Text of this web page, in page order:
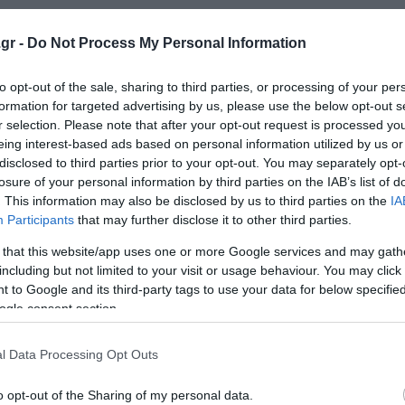
- Do Not Process My Personal Information
opt-out of the sale, sharing to third parties, or processing of your
for targeted advertising by us, please use the below opt-out
selection. Please note that after your opt-out request is processed
interest-based ads based on personal information utilized by us
to third parties prior to your opt-out. You may separately
of your personal information by third parties on the IAB’s list of
This information may also be disclosed by us to third parties on the
Participants that may further disclose it to other third parties.
that this website/app uses one or more Google services and may
but not limited to your visit or usage behaviour. You may
to Google and its third-party tags to use your data for below
consent section.
Data Processing Opt Outs
opt-out of the Sharing of my personal data.
συνηθισμένο; Η Elizabeth Ward (M.S., RDN) αναφέρει:
μυών. Η μυϊκή ακαμψία ή οι σπασμοί μπορεί να
του στο αίμα πέφτουν, τα νεύρα γίνονται πιο
Το ασβέστιο συνεργάζεται στενά και με άλλα
μυϊκής λειτουργίας.
ίσως πρέπει να ελέγξετε το ασβέστιό σας. «Αν
ή ερεθισμένα ούλα, ίσως φταίει η έλλειψη ασβεστίου»,
το 95% του βάρους ενός δοντιού αποτελείται από
ισχυρά. Με τον καιρό, η ανεπαρκής πρόσληψη